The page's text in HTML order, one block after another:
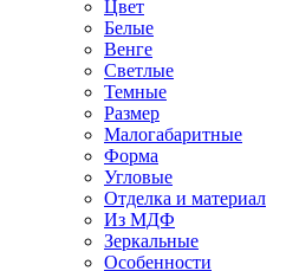
Цвет
Белые
Венге
Светлые
Темные
Размер
Малогабаритные
Форма
Угловые
Отделка и материал
Из МДФ
Зеркальные
Особенности